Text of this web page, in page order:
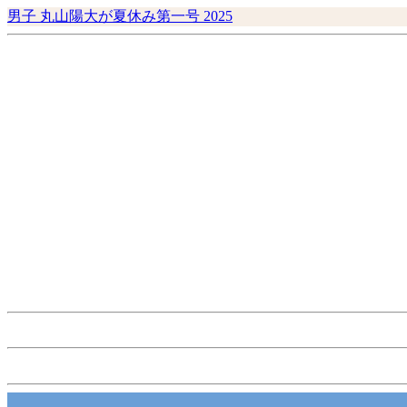
男子 丸山陽大が夏休み第一号 2025